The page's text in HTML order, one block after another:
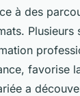
à des
Plusieurs
favorise
a